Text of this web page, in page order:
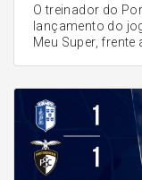
O treinador do
lançamento do
Meu Super,
virou as
Portimão
apesar da
está focado e
positiva perante
do "fator casa".